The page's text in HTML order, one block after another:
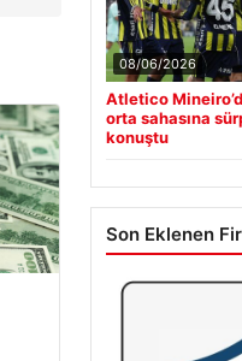
08/06/2026
Atletico
orta sahasına
konuştu
Son Eklenen